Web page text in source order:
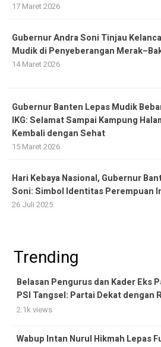
17 Maret 2026
Gubernur Andra Soni Tinjau
Mudik di Penyeberangan
14 Maret 2026
Gubernur Banten Lepas Mudik
IKG: Selamat Sampai Kampung
Kembali dengan Sehat
15 Maret 2026
Hari Kebaya Nasional, Gubernur
Soni: Simbol Identitas Perempuan
26 Juli 2025
Trending
Belasan Pengurus dan Kader Eks
PSI Tangsel: Partai Dekat dengan
2.1k views
Wabup Intan Nurul Hikmah Lepas